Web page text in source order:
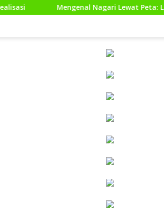
Nagari Lewat Peta: Langkah Kecil